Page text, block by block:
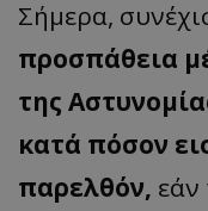
Σήμερα,
προσπάθεια
της
κατά πόσον
παρελθόν, εάν